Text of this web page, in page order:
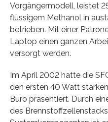
Vorgängermodell, leistet
flüssigem Methanol in
betrieben. Mit einer
Laptop einen ganzen
versorgt werden.
Im April 2002 hatte die
den ersten 40 Watt
Büro präsentiert. Durch
des